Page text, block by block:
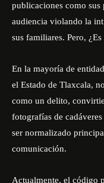
publicaciones como sus
audiencia violando la
sus familiares. Pero,
En la mayoría de
el Estado de Tlaxcala,
como un delito,
fotografías de
ser normalizado
comunicación.
Actualmente, el código